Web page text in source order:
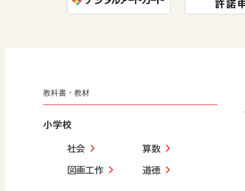
教科書・教材
小学校
社会
算数
図画工作
道徳